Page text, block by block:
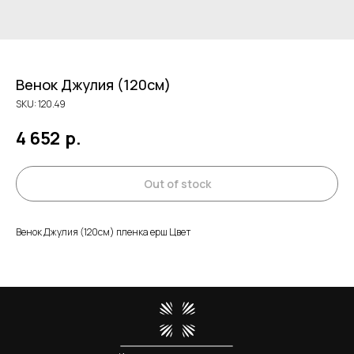
Венок Джулия (120см)
SKU:120.49
4 652 р.
Out of stock
Венок Джулия (120см) пленка ерш Цвет